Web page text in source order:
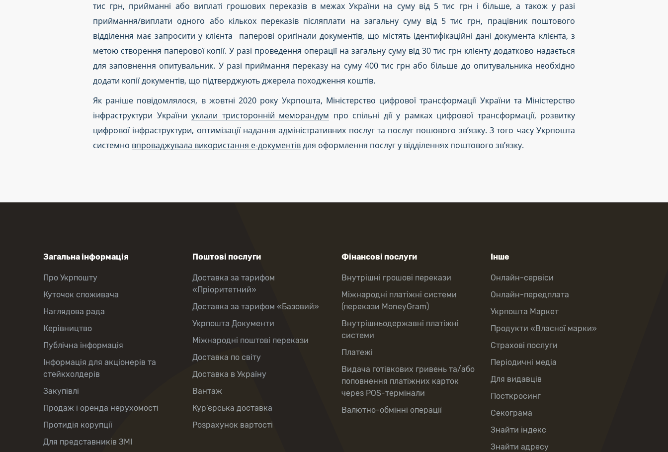
тис грн, прийманні або виплаті грошових переказів в межах України на суму від 5 тис грн і більше, а також у разі
приймання/виплати одного або кількох переказів післяплати на загальну суму від 5 тис грн, працівник поштового
відділення має запросити у клієнта паперові оригінали документів, що містять ідентифікаційні дані документа клієнта, з
метою створення паперової копії. У разі проведення операції на загальну суму від 30 тис грн клієнту додатково надається
для заповнення опитувальник. У разі приймання переказу на суму 400 тис грн або більше до опитувальника необхідно
додати копії документів, що підтверджують джерела походження коштів.
Як раніше повідомлялося, в жовтні 2020 року Укрпошта, Міністерство цифрової трансформації України та Міністерство
інфраструктури України уклали тристоронній меморандум про спільні дії у рамках цифрової трансформації, розвитку
цифрової інфраструктури, оптимізації надання адміністративних послуг та послуг пошового зв’язку. З того часу Укрпошта
системно впроваджувала використання е-документівдля оформлення послуг у відділеннях поштового зв’язку.
Загальна інформація
Про Укрпошту
Куточок споживача
Наглядова рада
Керівництво
Публічна інформація
Інформація для акціонерів та
стейкхолдерів
Закупівлі
Продаж і оренда нерухомості
Протидія корупції
Для представників ЗМІ
Поштові послуги
Доставка за тарифом
«Пріоритетний»
Доставка за тарифом «Базовий»
Укрпошта Документи
Міжнародні поштові перекази
Доставка по світу
Доставка в Україну
Вантаж
Кур’єрська доставка
Розрахунок вартості
Фінансові послуги
Внутрішні грошові перекази
Міжнародні платіжні системи
(перекази MoneyGram)
Внутрішньодержавні платіжні
системи
Платежі
Видача готівкових гривень та/або
поповнення платіжних карток
через POS-термінали
Валютно-обмінні операції
Інше
Онлайн-сервіси
Онлайн-передплата
Укрпошта Маркет
Продукти «Власної марки»
Страхові послуги
Періодичні медіа
Для видавців
Посткросинг
Секограма
Знайти індекс
Знайти адресу